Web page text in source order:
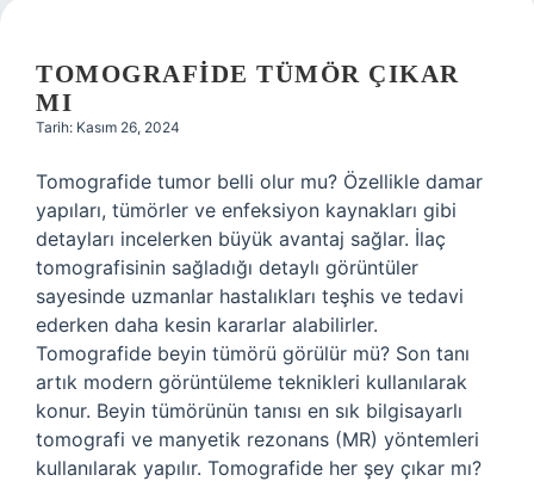
TOMOGRAFIDE TÜMÖR ÇIKAR
MI
Tarih: Kasım 26, 2024
Tomografide tumor belli olur mu? Özellikle damar
yapıları, tümörler ve enfeksiyon kaynakları gibi
detayları incelerken büyük avantaj sağlar. İlaç
tomografisinin sağladığı detaylı görüntüler
sayesinde uzmanlar hastalıkları teşhis ve tedavi
ederken daha kesin kararlar alabilirler.
Tomografide beyin tümörü görülür mü? Son tanı
artık modern görüntüleme teknikleri kullanılarak
konur. Beyin tümörünün tanısı en sık bilgisayarlı
tomografi ve manyetik rezonans (MR) yöntemleri
kullanılarak yapılır. Tomografide her şey çıkar mı?